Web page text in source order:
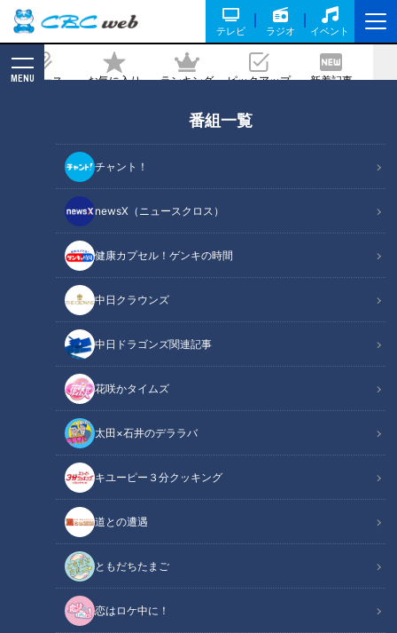
テレビ ラジオ イベント
ニュース お気に入り ランキング ピックアップ 新着記事
MENU
番組一覧
チャント！
newsX（ニュースクロス）
健康カプセル！ゲンキの時間
中日クラウンズ
中日ドラゴンズ関連記事
花咲かタイムズ
太田×石井のデララバ
キユーピー３分クッキング
道との遭遇
ともだちたまご
恋はロケ中に！
上！ハンバーグマスターに教わる『本格
レトルトハンバーグ』
記事に戻る
この記事の画像（全15枚）